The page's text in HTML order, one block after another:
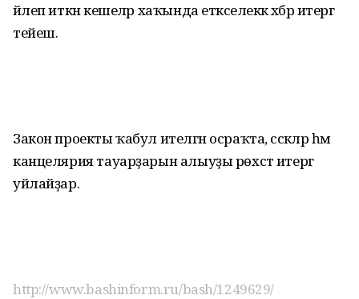
йәлеп иткән кешеләр хаҡында етәкселеккә хәбәр итергә
тейеш.
Закон проекты ҡабул ителгән осраҡта, сәскәләр һәм
канцелярия тауарҙарын алыуҙы рөхсәт итергә
уйлайҙар.
http://www.bashinform.ru/bash/1249629/